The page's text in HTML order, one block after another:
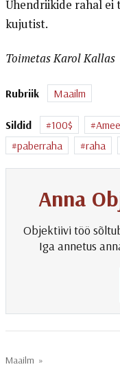
Ühendriikide rahal ei
kujutist.
Toimetas Karol Kallas
Rubriik Maailm
Sildid 100$
paberraha
raha
Anna
Objektiivi töö
Iga annetus
Maailm »